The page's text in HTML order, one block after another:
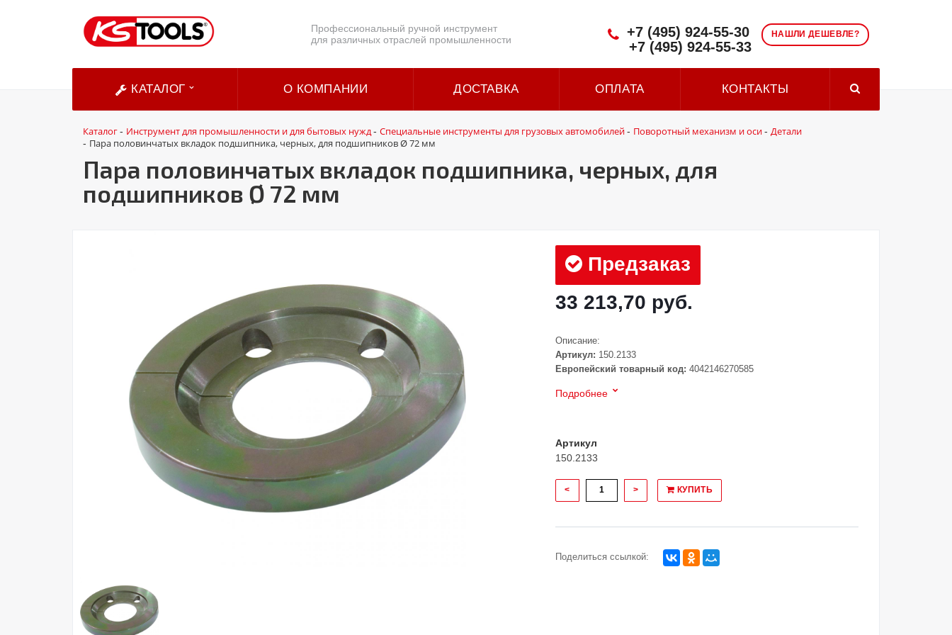
Профессиональный ручной инструмент
для различных отраслей промышленности
НАШЛИ ДЕШЕВЛЕ?
+7 (495) 924-55-30
+7 (495) 924-55-33
КАТАЛОГ О КОМПАНИИ ДОСТАВКА ОПЛАТА КОНТАКТЫ
Каталог- Инструмент для промышленности и для бытовых нужд- Специальные инструменты для грузовых автомобилей- Поворотный механизм и оси- Детали
- Пара половинчатых вкладок подшипника, черных, для подшипников Ø 72 мм
Пара половинчатых вкладок подшипника, черных, для
подшипников Ø 72 мм
Предзаказ
33 213,70 руб.
Описание:
Артикул: 150.2133
Европейский товарный код: 4042146270585
Подробнее
Артикул
150.2133
< > КУПИТЬ
Поделиться ссылкой: